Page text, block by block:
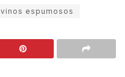
vinos espumosos